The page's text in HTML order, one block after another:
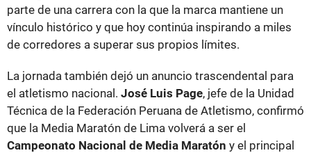
parte de una carrera con la que la marca mantiene un
vínculo histórico y que hoy continúa inspirando a miles
de corredores a superar sus propios límites.
La jornada también dejó un anuncio trascendental para
el atletismo nacional. José Luis Page, jefe de la Unidad
Técnica de la Federación Peruana de Atletismo, confirmó
que la Media Maratón de Lima volverá a ser el
Campeonato Nacional de Media Maratón y el principal